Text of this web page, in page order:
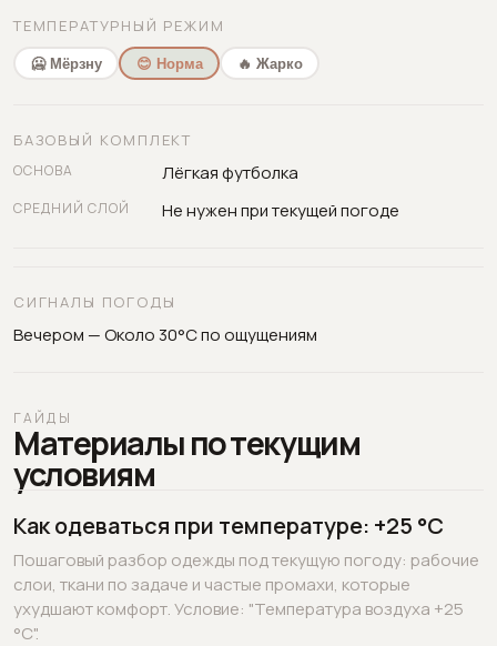
ТЕМПЕРАТУРНЫЙ РЕЖИМ
🥶 Мёрзну 😊 Норма 🔥 Жарко
БАЗОВЫЙ КОМПЛЕКТ
ОСНОВА Лёгкая футболка
СРЕДНИЙ СЛОЙ Не нужен при текущей погоде
СИГНАЛЫ ПОГОДЫ
Вечером — Около 30°C по ощущениям
ГАЙДЫ
Материалы по текущим
условиям
Как одеваться при температуре: +25 °C
Пошаговый разбор одежды под текущую погоду: рабочие
слои, ткани по задаче и частые промахи, которые
ухудшают комфорт. Условие: "Температура воздуха +25
°C".